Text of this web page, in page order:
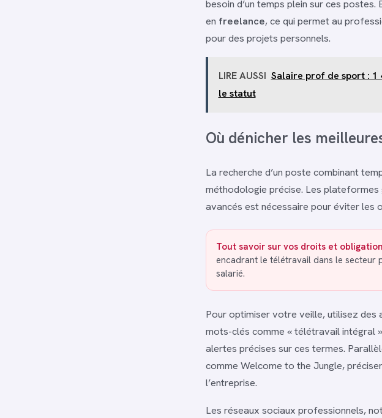
besoin d’un temps plein sur ces
en freelance, ce qui permet au
pour des projets personnels.
LIRE AUSSI Salaire prof de sport : 1
le statut
Où dénicher les
La recherche d’un poste combinant
méthodologie précise. Les
avancés est nécessaire pour éviter les
Tout savoir sur vos droits et
encadrant le télétravail dans le
salarié.
Pour optimiser votre veille, utilisez des
mots-clés comme « télétravail intégral
alertes précises sur ces termes.
comme Welcome to the Jungle,
l’entreprise.
Les réseaux sociaux professionnels,